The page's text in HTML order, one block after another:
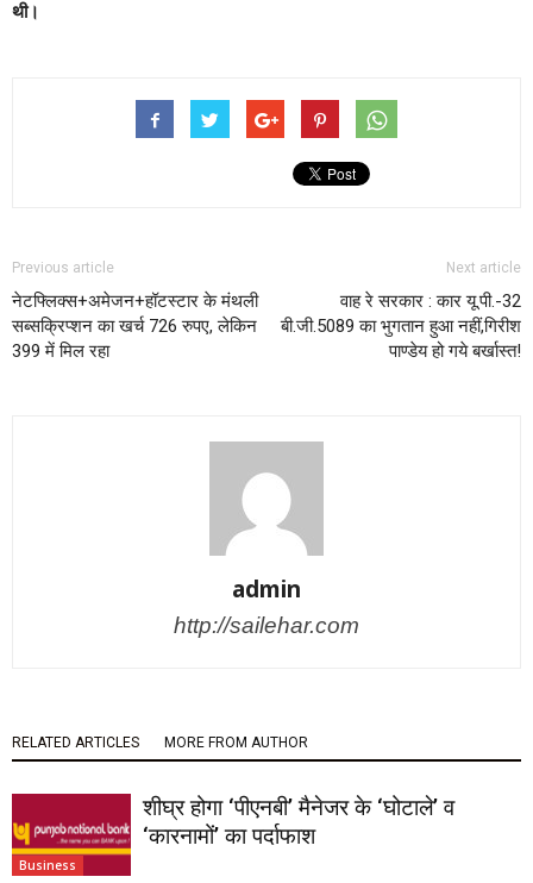
थी।
Previous article
नेटफ्लिक्स+अमेजन+हॉटस्टार के मंथली
सब्सक्रिप्शन का खर्च 726 रुपए, लेकिन
399 में मिल रहा
Next article
वाह रे सरकार : कार यू.पी.-32
बी.जी.5089 का भुगतान हुआ नहीं,गिरीश
पाण्डेय हो गये बर्खास्त!
admin
http://sailehar.com
RELATED ARTICLES MORE FROM AUTHOR
Business
शीघ्र होगा ‘पीएनबी’ मैनेजर के ‘घोटाले’ व
‘कारनामों’ का पर्दाफाश